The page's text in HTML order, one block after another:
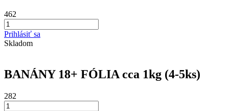
462
Prihlásiť sa
Skladom
BANÁNY 18+ FÓLIA cca 1kg (4-5ks)
282